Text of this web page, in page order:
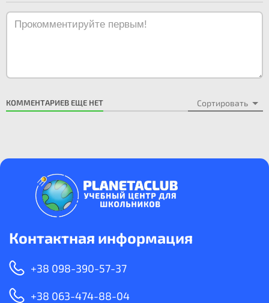
КОММЕНТАРИЕВ ЕЩЕ НЕТ Сортировать
Контактная информация
+38 098-390-57-37
+38 063-474-88-04